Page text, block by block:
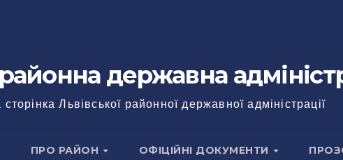
державна
Львівської районної державної адміністрації
ПРО РАЙОН ОФІЦІЙНІ ДОКУМЕНТИ